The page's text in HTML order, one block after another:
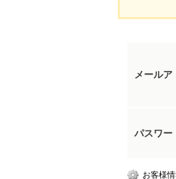
メールア
パスワー
お客様